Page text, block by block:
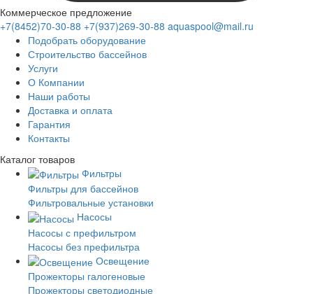
Коммерческое предложение
+7(8452)70-30-88 +7(937)269-30-88 aquaspool@mail.ru
Подобрать оборудование
Строительство бассейнов
Услуги
О Компании
Наши работы
Доставка и оплата
Гарантия
Контакты
Каталог товаров
Фильтры
Фильтры для бассейнов
Фильтровальные установки
Насосы
Насосы с префильтром
Насосы без префильтра
Освещение
Прожекторы галогеновые
Прожекторы светодиодные